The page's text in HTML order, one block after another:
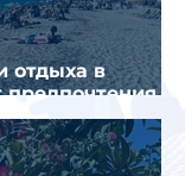
отдыха в
предпочтения